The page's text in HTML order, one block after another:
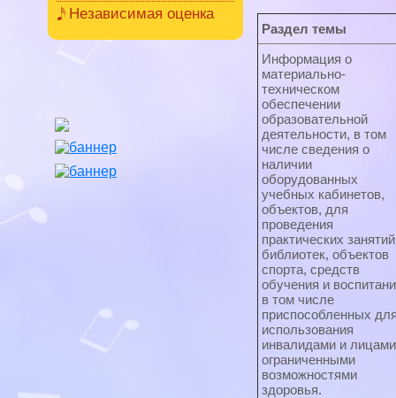
Независимая оценка
Раздел темы
Информация о
материально-
техническом
обеспечении
образовательной
деятельности, в том
числе сведения о
наличии
оборудованных
учебных кабинетов,
объектов, для
проведения
практических
библиотек, объектов
спорта, средств
обучения и
в том числе
приспособленных
использования
инвалидами и
ограниченными
возможностями
здоровья.